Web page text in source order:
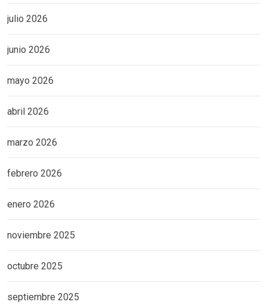
julio 2026
junio 2026
mayo 2026
abril 2026
marzo 2026
febrero 2026
enero 2026
noviembre 2025
octubre 2025
septiembre 2025